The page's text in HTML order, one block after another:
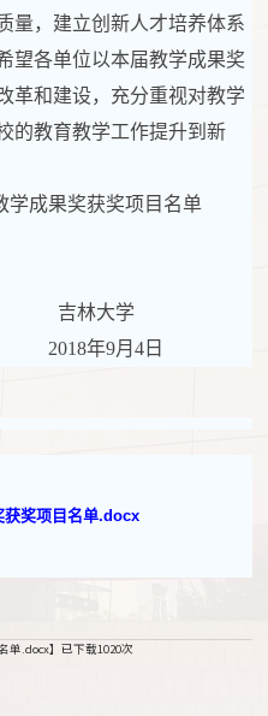
量，建立创新人才培养体系
望各单位以本届教学成果奖
革和建设，充分重视对教学
的教育教学工作提升到新
学成果奖获奖项目名单
学
4日
获奖项目名单.docx
单.docx】已下载1020次